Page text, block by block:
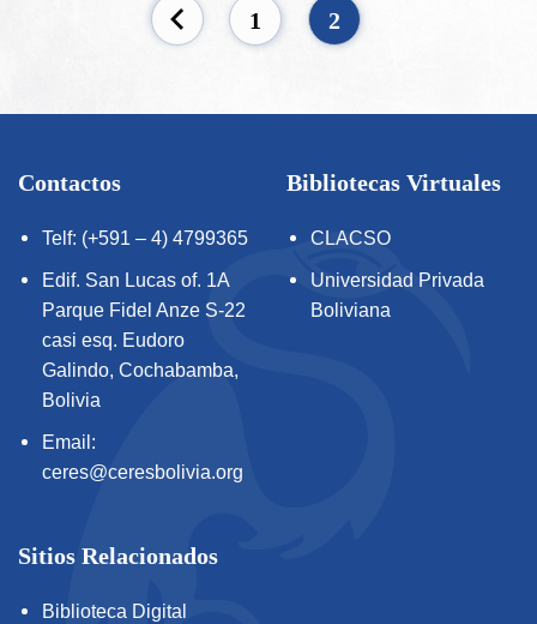
1 2
Contactos
Telf: (+591 – 4) 4799365
Edif. San Lucas of. 1A
Parque Fidel Anze S-22
casi esq. Eudoro
Galindo, Cochabamba,
Bolivia
Email:
ceres@ceresbolivia.org
Bibliotecas Virtuales
CLACSO
Universidad Privada
Boliviana
Sitios Relacionados
Biblioteca Digital